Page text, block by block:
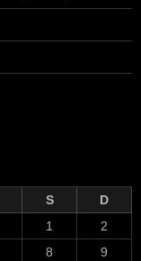
S
D
1
2
8
9